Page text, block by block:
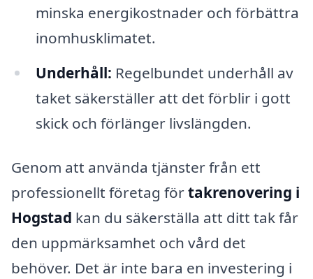
minska energikostnader och förbättra
inomhusklimatet.
Underhåll: Regelbundet underhåll av
taket säkerställer att det förblir i gott
skick och förlänger livslängden.
Genom att använda tjänster från ett
professionellt företag förtakrenovering i
Hogstad kan du säkerställa att ditt tak får
den uppmärksamhet och vård det
behöver. Det är inte bara en investering i